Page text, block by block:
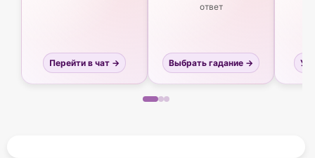
Перейти в чат →
ответ
Выбрать гадание →